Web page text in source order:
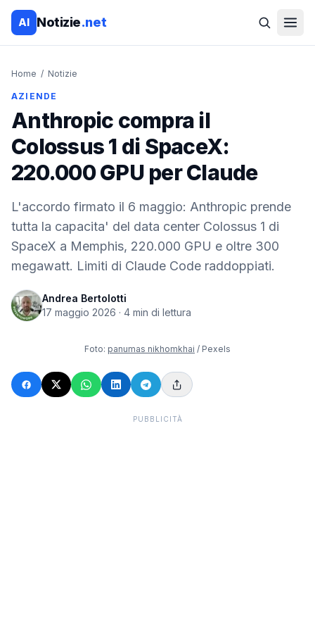
AI Notizie.net
Home / Notizie
AZIENDE
Anthropic compra il
Colossus 1 di SpaceX:
220.000 GPU per Claude
L'accordo firmato il 6 maggio: Anthropic prende
tutta la capacita' del data center Colossus 1 di
SpaceX a Memphis, 220.000 GPU e oltre 300
megawatt. Limiti di Claude Code raddoppiati.
Andrea Bertolotti
17 maggio 2026 · 4 min di lettura
Foto: panumas nikhomkhai / Pexels
PUBBLICITÀ